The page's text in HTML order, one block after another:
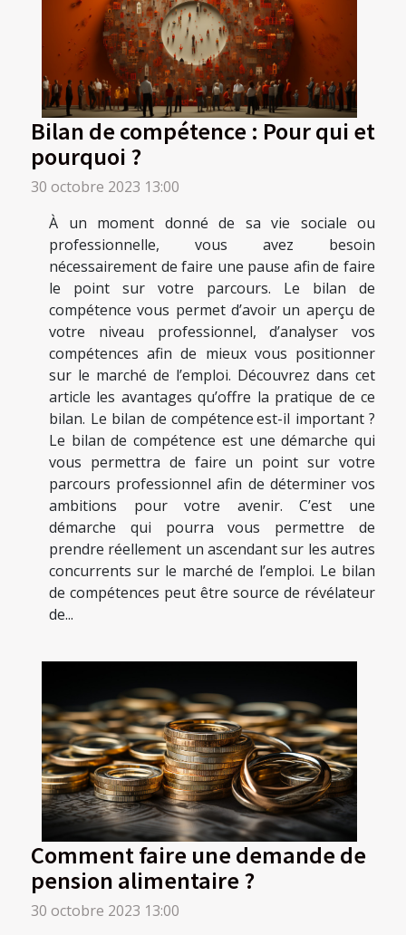
Bilan de compétence : Pour qui et
pourquoi ?
30 octobre 2023 13:00
À un moment donné de sa vie sociale ou
professionnelle, vous avez besoin
nécessairement de faire une pause afin de faire
le point sur votre parcours. Le bilan de
compétence vous permet d’avoir un aperçu de
votre niveau professionnel, d’analyser vos
compétences afin de mieux vous positionner
sur le marché de l’emploi. Découvrez dans cet
article les avantages qu’offre la pratique de ce
bilan. Le bilan de compétence est-il important ?
Le bilan de compétence est une démarche qui
vous permettra de faire un point sur votre
parcours professionnel afin de déterminer vos
ambitions pour votre avenir. C’est une
démarche qui pourra vous permettre de
prendre réellement un ascendant sur les autres
concurrents sur le marché de l’emploi. Le bilan
de compétences peut être source de révélateur
de...
Comment faire une demande de
pension alimentaire ?
30 octobre 2023 13:00